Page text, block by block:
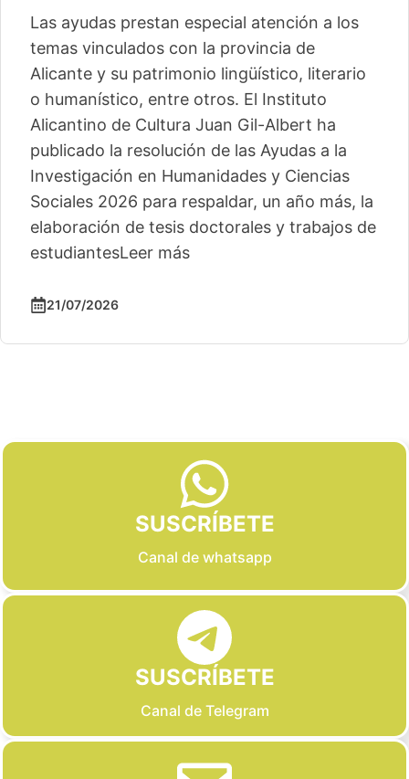
Las ayudas prestan especial atención a los
temas vinculados con la provincia de
Alicante y su patrimonio lingüístico, literario
o humanístico, entre otros. El Instituto
Alicantino de Cultura Juan Gil-Albert ha
publicado la resolución de las Ayudas a la
Investigación en Humanidades y Ciencias
Sociales 2026 para respaldar, un año más, la
elaboración de tesis doctorales y trabajos de
estudiantesLeer más
21/07/2026
SUSCRÍBETE
Canal de whatsapp
SUSCRÍBETE
Canal de Telegram